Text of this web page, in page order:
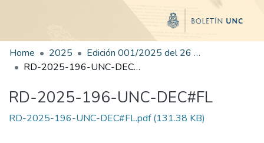
Home 2025
Edición 001/2025 del 26 de mayo de 2025
RD-2025-196-UNC-DEC#FL
RD-2025-196-UNC-DEC#FL
RD-2025-196-UNC-DEC#FL.pdf(131.38 KB)